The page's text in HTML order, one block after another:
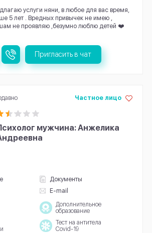
услуги няни, в любое для вас время,
5 лет . Вредных привычек не имею ,
не проявляю ,безумно люблю детей ❤️
Пригласить в чат
мужчина: Анжелика
Документы
E-mail
Частное лицо
Дополнительное
образование
Тест на антитела
Covid-19